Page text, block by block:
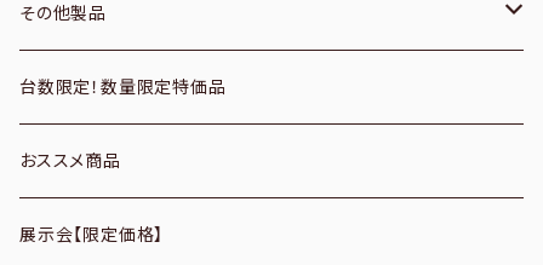
２次元／無線
定置式
バーコードリーダーオプション
データコレクター
プレパラートスキャナ
フラットベッドスキャナ
ドキュメントスキャナ
パスポートスキャナ
サーモグラフィーカメラ
CO2モニター
アルコールディスペンサー
その他製品
パソコン周辺機器
パソコンアクセサリ
台数限定！数量限定特価品
おススメ商品
展示会【限定価格】